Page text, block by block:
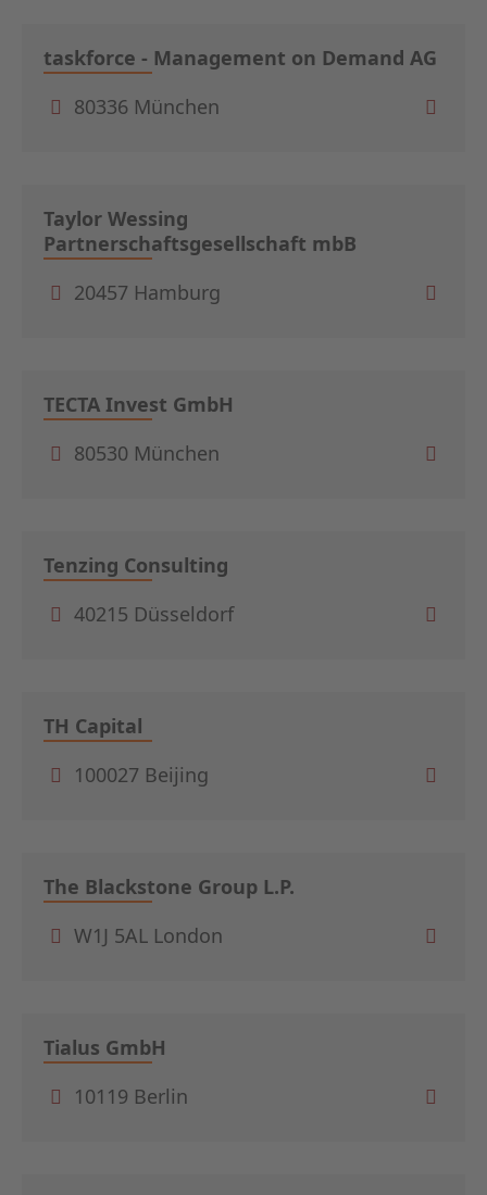
taskforce - Management on Demand AG
80336 München
Taylor Wessing
Partnerschaftsgesellschaft mbB
20457 Hamburg
TECTA Invest GmbH
80530 München
Tenzing Consulting
40215 Düsseldorf
TH Capital
100027 Beijing
The Blackstone Group L.P.
W1J 5AL London
Tialus GmbH
10119 Berlin